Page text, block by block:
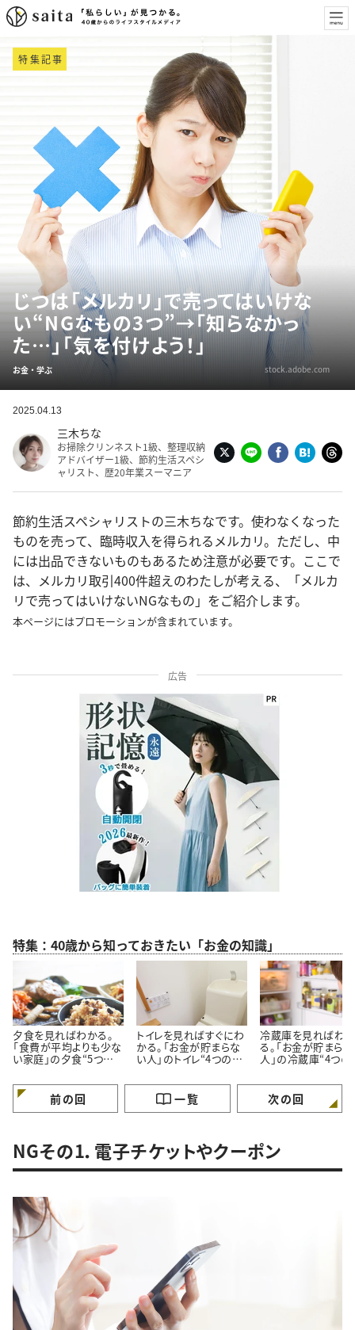
特集記事
じつは「メルカリ」で売ってはいけな
い“NGなもの3つ”→「知らなかっ
た…」「気を付けよう！」
お金・学ぶ stock.adobe.com
2025.04.13
三木ちな
お掃除クリンネスト1級、整理収納
アドバイザー1級、節約生活スペシ
ャリスト、歴20年業スーマニア
節約生活スペシャリストの三木ちなです。使わなくなった
ものを売って、臨時収入を得られるメルカリ。ただし、中
には出品できないものもあるため注意が必要です。ここで
は、メルカリ取引400件超えのわたしが考える、「メルカ
リで売ってはいけないNGなもの」をご紹介します。
本ページにはプロモーションが含まれています。
広告
特集：40歳から知っておきたい「お金の知識」
夕食を見ればわかる。
「食費が平均よりも少な
い家庭」の夕食“5つの
トイレを見ればすぐにわ
かる。「お金が貯まらな
い人」のトイレ“4つの特
冷蔵庫を見ればわか
る。「お金が貯まら
人」の冷蔵庫“4つの
前の回 一覧 次の回
NGその1．電子チケットやクーポン